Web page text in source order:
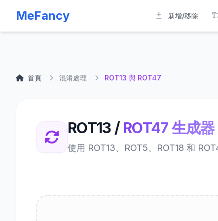
MeFancy 新增/移除
首頁 混淆處理 ROT13 與 ROT47
ROT13 /ROT47 生成器
使用 ROT13、ROT5、ROT18 和